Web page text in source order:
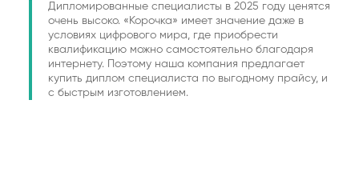
Дипломированные специалисты в 2025 году ценятся
очень высоко. «Корочка» имеет значение даже в
условиях цифрового мира, где приобрести
квалификацию можно самостоятельно благодаря
интернету. Поэтому наша компания предлагает
купить диплом специалиста по выгодному прайсу, и
с быстрым изготовлением.